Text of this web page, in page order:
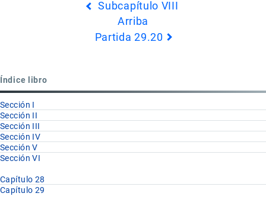
Subcapítulo VIII
Arriba
Partida 29.20
Índice libro
Sección I
Sección II
Sección III
Sección IV
Sección V
Sección VI
Capítulo 28
Capítulo 29